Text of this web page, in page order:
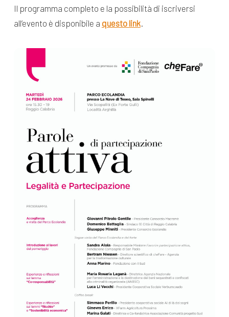
Il programma completo e la possibilità di iscriversi
all’evento è disponibile a questo link.